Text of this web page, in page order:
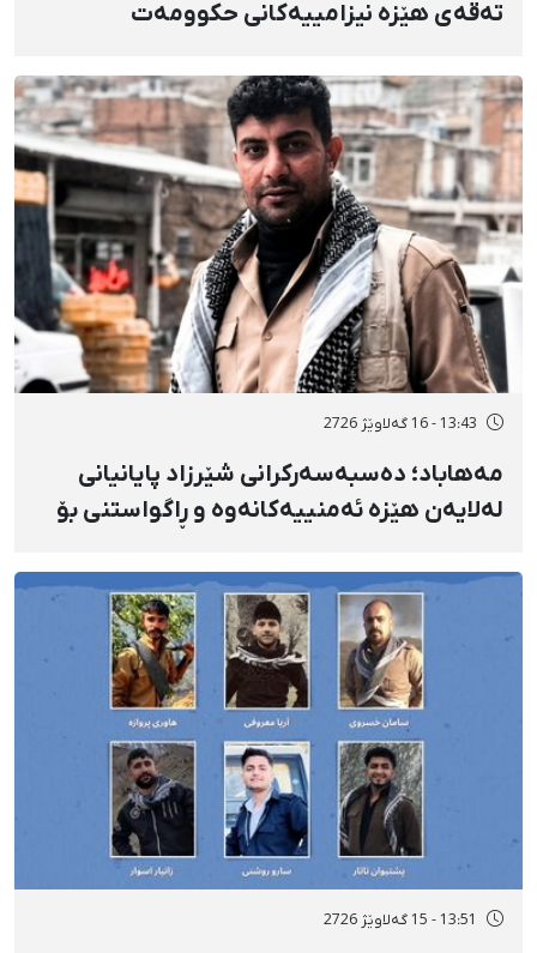
تەقەی هێزە نیزامییەکانی حکوومەت
13:43 - 16 گەلاوێژ 2726
مەهاباد؛ دەسبەسەرکرانی شێرزاد پایانیانی
لەلایەن هێزە ئەمنییەکانەوە و ڕاگواستنی بۆ
13:51 - 15 گەلاوێژ 2726